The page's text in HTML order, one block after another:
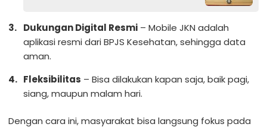
Dukungan Digital Resmi – Mobile JKN adalah
aplikasi resmi dari BPJS Kesehatan, sehingga data
aman.
Fleksibilitas – Bisa dilakukan kapan saja, baik pagi,
siang, maupun malam hari.
Dengan cara ini, masyarakat bisa langsung fokus pada